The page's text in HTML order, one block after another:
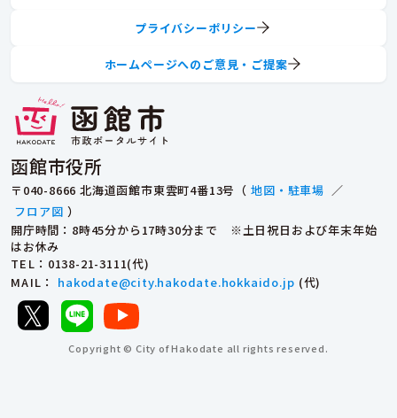
函館市役所
〒040-8666 北海道函館市東雲町4番13号（ 地図・駐車場 ／
フロア図 ）
開庁時間：8時45分から17時30分まで ※土日祝日および年末年始
はお休み
TEL ：0138-21-3111(代)
MAIL ： hakodate@city.hakodate.hokkaido.jp (代)
プライバシーポリシー
ホームページへのご意見・ご提案
Copyright © City of Hakodate all rights reserved.